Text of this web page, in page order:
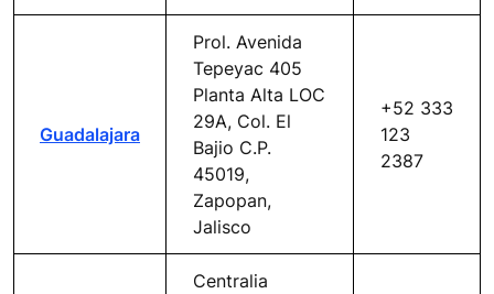
Guadalajara
Prol. Avenida
Tepeyac 405
Planta Alta LOC
29A, Col. El
Bajio C.P.
45019,
Zapopan,
Jalisco
+52 333
123
2387
Centralia